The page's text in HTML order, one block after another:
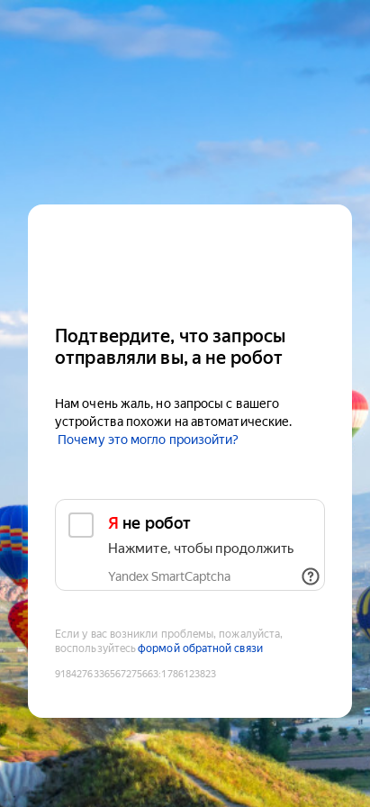
Подтвердите, что запросы
отправляли вы, а не робот
Нам очень жаль, но запросы с вашего
устройства похожи на автоматические.
Почему это могло произойти?
Я не робот
Нажмите, чтобы продолжить
Yandex SmartCaptcha
Если у вас возникли проблемы, пожалуйста,
воспользуйтесьформой обратной связи
9184276336567275663:1786123823